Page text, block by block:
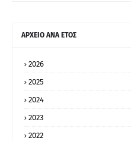
ΑΡΧΕΙΟ ΑΝΑ ΕΤΟΣ
2026
2025
2024
2023
2022